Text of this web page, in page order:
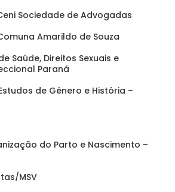
Sociedade de Advogadas
Amarildo de Souza
Saúde, Direitos Sexuais e
Paraná
de Gênero e História –
do Parto e Nascimento –
MSV